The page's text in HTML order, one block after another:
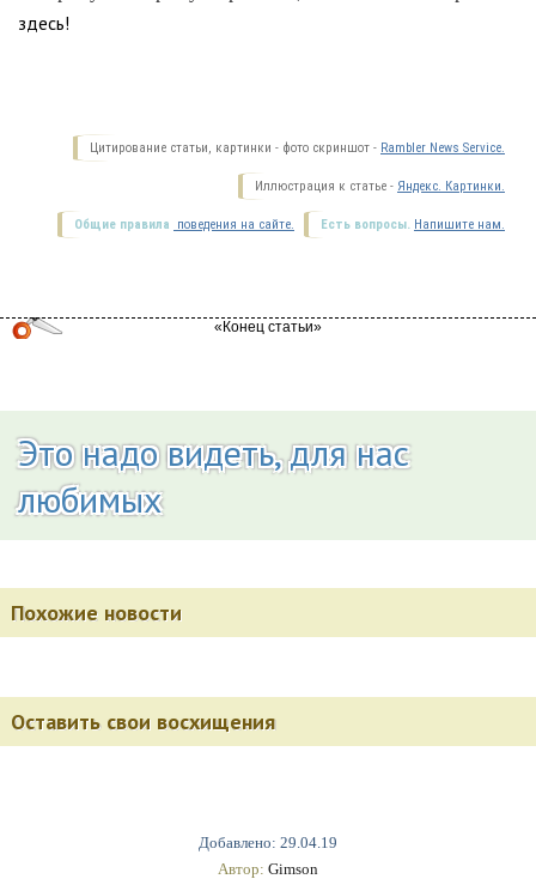
Добавлено: 29.04.19
Автор: Gimson
здесь!
Цитирование статьи, картинки - фото скриншот - Rambler News Service.
Иллюстрация к статье - Яндекс. Картинки.
Есть вопросы. Напишите нам.
Общие правила поведения на сайте.
Это надо видеть, для нас
любимых
Похожие новости
Оставить свои восхищения